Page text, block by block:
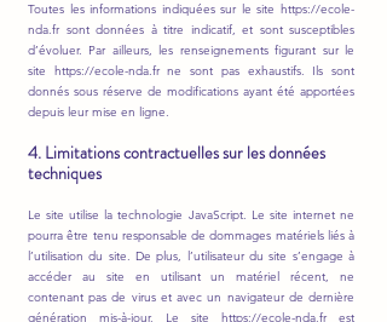
Toutes les informations indiquées sur le site https://ecole-
nda.fr sont données à titre indicatif, et sont susceptibles
d’évoluer. Par ailleurs, les renseignements figurant sur le
site https://ecole-nda.fr ne sont pas exhaustifs. Ils sont
donnés sous réserve de modifications ayant été apportées
depuis leur mise en ligne.
4. Limitations contractuelles sur les données
techniques
Le site utilise la technologie JavaScript. Le site internet ne
pourra être tenu responsable de dommages matériels liés à
l’utilisation du site. De plus, l’utilisateur du site s’engage à
accéder au site en utilisant un matériel récent, ne
contenant pas de virus et avec un navigateur de dernière
génération mis-à-jour. Le site https://ecole-nda.fr est